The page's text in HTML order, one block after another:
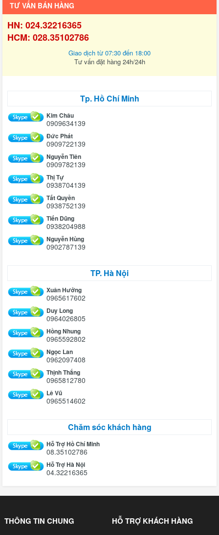
TƯ VẤN BÁN HÀNG
HN: 024.32216365
HCM: 028.35102786
Giao dịch từ 07:30 đến 18:00
Tư vấn đặt hàng 24h/24h
Tp. Hồ Chí Minh
Kim Châu
0909634139
Đức Phát
0909722139
Nguyễn Tiên
0909782139
Thị Tự
0938704139
Tất Quyền
0938752139
Tiến Dũng
0938204988
Nguyễn Hùng
0902787139
TP. Hà Nội
Xuân Hưởng
0965617602
Duy Long
0964026805
Hồng Nhung
0965592802
Ngọc Lan
0962097408
Thịnh Thắng
0965812780
Lê Vũ
0965514602
Chăm sóc khách hàng
Hỗ Trợ Hồ Chí Minh
08.35102786
Hỗ Trợ Hà Nội
04.32216365
THÔNG TIN CHUNG HỖ TRỢ KHÁCH HÀNG